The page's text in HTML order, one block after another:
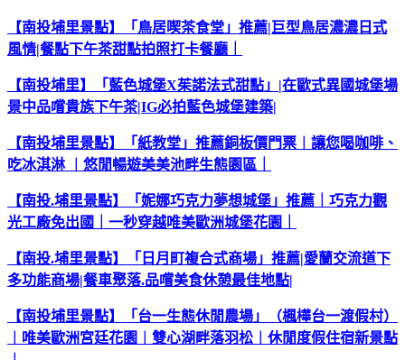
【南投埔里景點】「鳥居喫茶食堂」推薦|巨型鳥居濃濃日式
風情|餐點下午茶甜點拍照打卡餐廳｜
【南投埔里】「藍色城堡X茱諾法式甜點」|在歐式異國城堡場
景中品嚐貴族下午茶|IG必拍藍色城堡建築|
【南投埔里景點】「紙教堂」推薦銅板價門票︱讓您喝咖啡、
吃冰淇淋
︱悠閒暢遊美美池畔生態園區｜
【南投.埔里景點】「妮娜巧克力夢想城堡」推薦｜巧克力觀
光工廠免出國｜一秒穿越唯美歐洲城堡花園｜
【南投.埔里景點】「日月町複合式商場」推薦|愛蘭交流道下
多功能商場|餐車聚落.品嚐美食休憩最佳地點|
【南投埔里景點】「台一生態休閒農場」（楓樺台一渡假村）
︱唯美歐洲宮廷花園︱雙心湖畔落羽松︱休閒度假住宿新景點